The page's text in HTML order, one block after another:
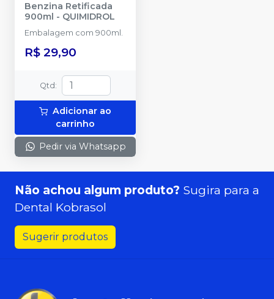
Benzina Retificada
900ml - QUIMIDROL
Embalagem com 900ml.
R$ 29,90
Qtd :
Adicionar ao
carrinho
Pedir via Whatsapp
Não achou algum produto? Sugira para a
Dental Kobrasol
Sugerir produtos